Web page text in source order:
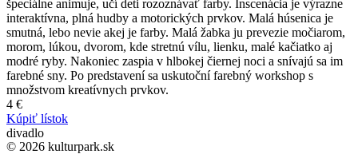
špeciálne animuje, učí deti rozoznávať farby. Inscenácia je výrazne
interaktívna, plná hudby a motorických prvkov. Malá húsenica je
smutná, lebo nevie akej je farby. Malá žabka ju prevezie močiarom,
morom, lúkou, dvorom, kde stretnú vílu, lienku, malé kačiatko aj
modré ryby. Nakoniec zaspia v hlbokej čiernej noci a snívajú sa im
farebné sny. Po predstavení sa uskutoční farebný workshop s
množstvom kreatívnych prvkov.
4 €
Kúpiť lístok
divadlo
© 2026 kulturpark.sk